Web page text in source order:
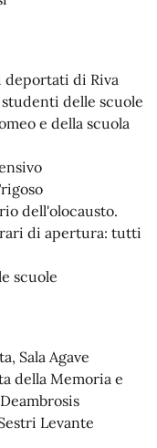
deportati di Riva
delle scuole
e della scuola
dell'olocausto.
di apertura: tutti
scuole
Sala Agave
della Memoria e
Levante